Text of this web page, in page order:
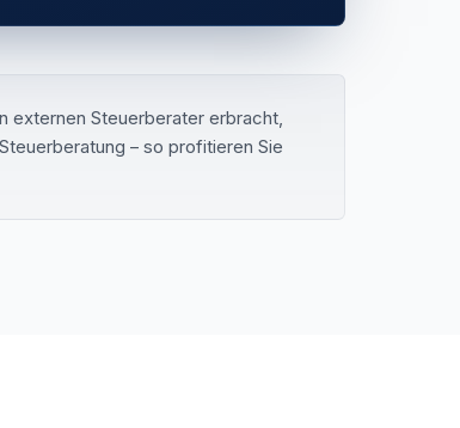
externen Steuerberater erbracht,
– so profitieren Sie